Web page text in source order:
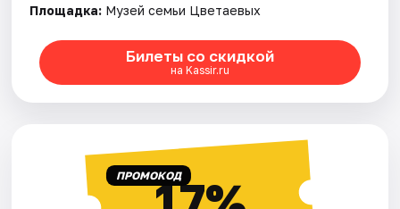
Площадка: Музей семьи Цветаевых
Билеты со скидкой
на Kassir.ru
ПРОМОКОД